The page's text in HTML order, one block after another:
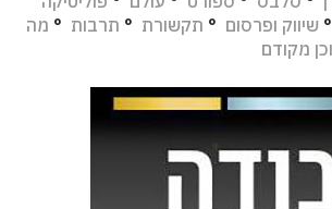
° שיווק ופרסום ° תקשורת ° תרבות ° מה
מקודם